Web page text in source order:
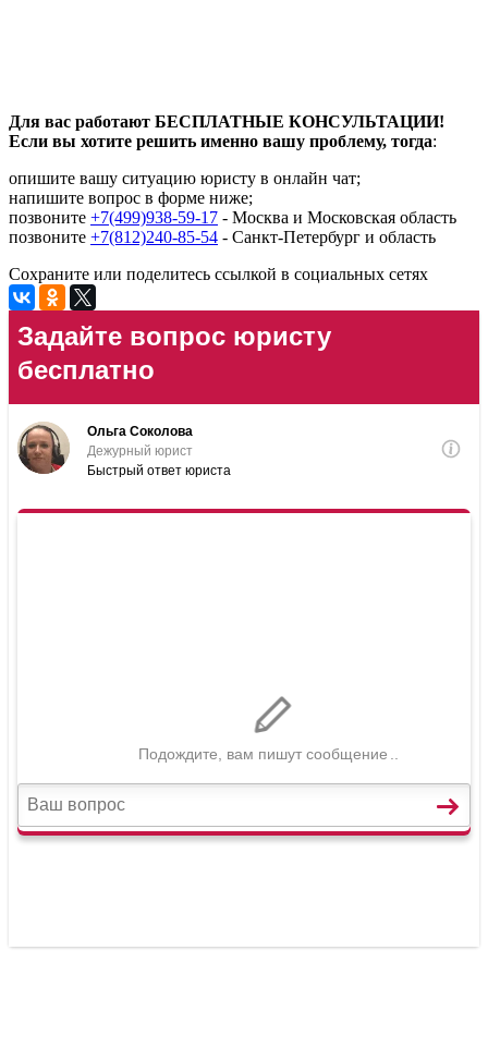
Для вас работают БЕСПЛАТНЫЕ КОНСУЛЬТАЦИИ!
Если вы хотите решить именно вашу проблему, тогда:
опишите вашу ситуацию юристу в онлайн чат;
напишите вопрос в форме ниже;
позвоните +7(499)938-59-17 - Москва и Московская область
позвоните +7(812)240-85-54 - Санкт-Петербург и область
Сохраните или поделитесь ссылкой в социальных сетях